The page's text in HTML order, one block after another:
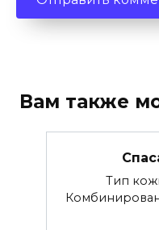
Вам также
Тип